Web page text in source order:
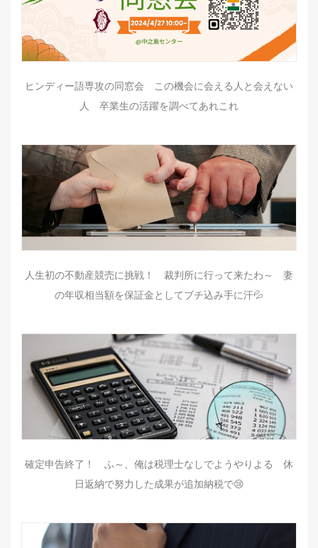
ヒンディー語専攻の同窓会 この機会に会える人と会えない
人 卒業生の活躍を調べてあれこれ
人生初の不動産競売に挑戦！ 裁判所に行って来たわ～ 妻
の年収相当額を保証金としてブチ込み手に汗💦
確定申告終了！ ふ～、俺は税理士なしでようやりよる 休
日返納で努力した成果が追加納税で😢